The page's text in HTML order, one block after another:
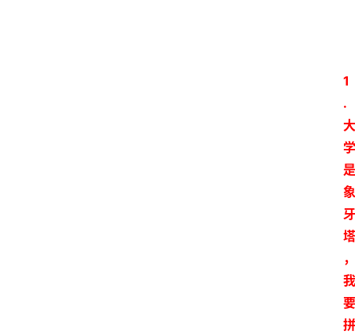
1
.
大
学
是
象
牙
塔
，
我
要
拼